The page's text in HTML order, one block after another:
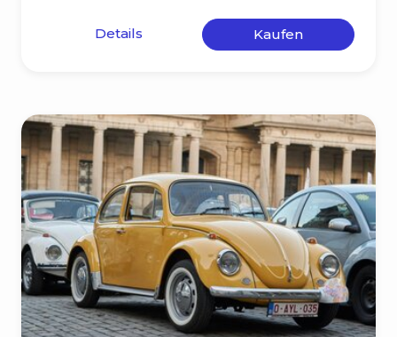
Details Kaufen